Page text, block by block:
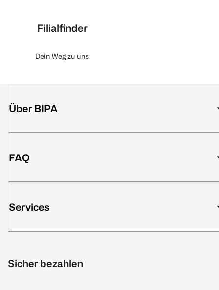
Filialfinder
Dein Weg zu uns
Über BIPA
FAQ
Services
Sicher bezahlen